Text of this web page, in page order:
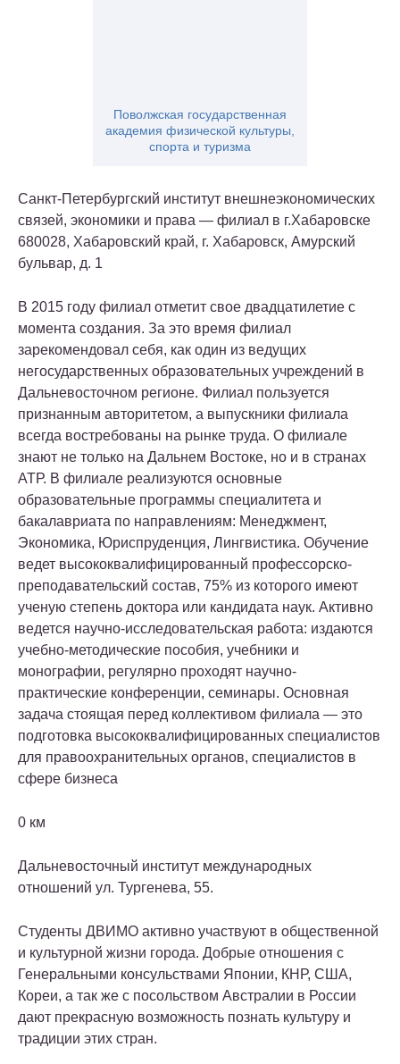
Поволжская государственная
академия физической культуры,
спорта и туризма
Санкт-Петербургский институт внешнеэкономических
связей, экономики и права — филиал в г.Хабаровске
680028, Хабаровский край, г. Хабаровск, Амурский
бульвар, д. 1
В 2015 году филиал отметит свое двадцатилетие с
момента создания. За это время филиал
зарекомендовал себя, как один из ведущих
негосударственных образовательных учреждений в
Дальневосточном регионе. Филиал пользуется
признанным авторитетом, а выпускники филиала
всегда востребованы на рынке труда. О филиале
знают не только на Дальнем Востоке, но и в странах
АТР. В филиале реализуются основные
образовательные программы специалитета и
бакалавриата по направлениям: Менеджмент,
Экономика, Юриспруденция, Лингвистика. Обучение
ведет высококвалифицированный профессорско-
преподавательский состав, 75% из которого имеют
ученую степень доктора или кандидата наук. Активно
ведется научно-исследовательская работа: издаются
учебно-методические пособия, учебники и
монографии, регулярно проходят научно-
практические конференции, семинары. Основная
задача стоящая перед коллективом филиала — это
подготовка высококвалифицированных специалистов
для правоохранительных органов, специалистов в
сфере бизнеса
0 км
Дальневосточный институт международных
отношений ул. Тургенева, 55.
Студенты ДВИМО активно участвуют в общественной
и культурной жизни города. Добрые отношения с
Генеральными консульствами Японии, КНР, США,
Кореи, а так же с посольством Австралии в России
дают прекрасную возможность познать культуру и
традиции этих стран.